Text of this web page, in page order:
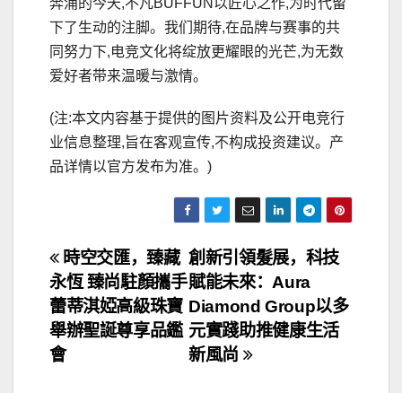
下了生动的注脚。我们期待,在品牌与赛事的共
同努力下,电竞文化将绽放更耀眼的光芒,为无数
爱好者带来温暖与激情。
(注:本文内容基于提供的图片资料及公开电竞行
业信息整理,旨在客观宣传,不构成投资建议。产
品详情以官方发布为准。)
文
章
导
航
創新引領髮展，科技
賦能未來：Aura
Diamond Group以多
元實踐助推健康生活
新風尚
時空交匯，臻藏
永恆 臻尚駐顏攜手
蕾蒂淇婭高級珠寶
舉辦聖誕尊享品鑑
會